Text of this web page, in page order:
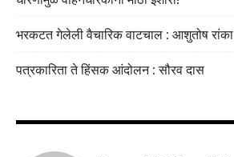
6,300 32,111
भरकटत गेलेली वैचारिक वाटचाल : आशुतोष रांका
पत्रकारिता ते हिंसक आंदोलन : सौरव दास